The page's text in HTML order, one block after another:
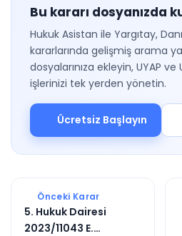
Bu kararı dosyanızda
Hukuk Asistan ile Yargıtay,
kararlarında gelişmiş arama
dosyalarınıza ekleyin, UYAP
işlerinizi tek yerden yönetin.
Ücretsiz Başlayın
Önceki Karar
5. Hukuk Dairesi
2023/11043 E.